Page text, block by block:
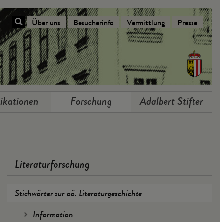
Navigation Über das Stifterhaus
Über uns Besucherinfo Vermittlung Presse
Forschung Adalbert Stifter
Literaturforschung
Stichwörter zur oö. Literaturgeschichte
Information